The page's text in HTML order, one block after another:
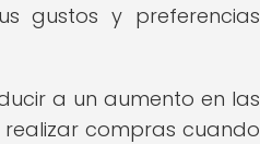
gustos y preferencias
a un aumento en las
realizar compras cuando